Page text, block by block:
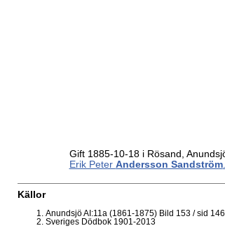
Gift 1885-10-18 i Rösand,
Erik Peter Andersson Sandström.
Källor
Anundsjö AI:11a (1861-1875) Bild 153 / sid 146
Sveriges Dödbok 1901-2013